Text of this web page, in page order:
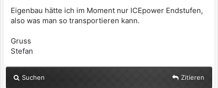
Eigenbau hätte ich im Moment nur ICEpower Endstufen,
also was man so transportieren kann.
Gruss
Stefan
Suchen Zitieren